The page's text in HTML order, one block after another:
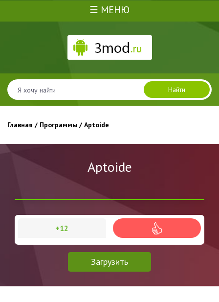
☰ МЕНЮ
Найти
Главная / Программы / Aptoide
Aptoide
Загрузить
+12